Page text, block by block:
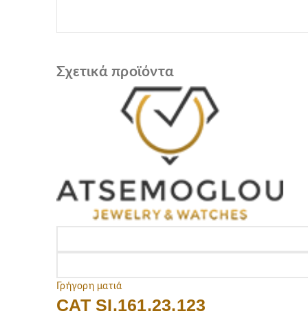
Σχετικά προϊόντα
Γρήγορη ματιά
CAT SI.161.23.123